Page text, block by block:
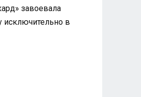
завоевала
исключительно в